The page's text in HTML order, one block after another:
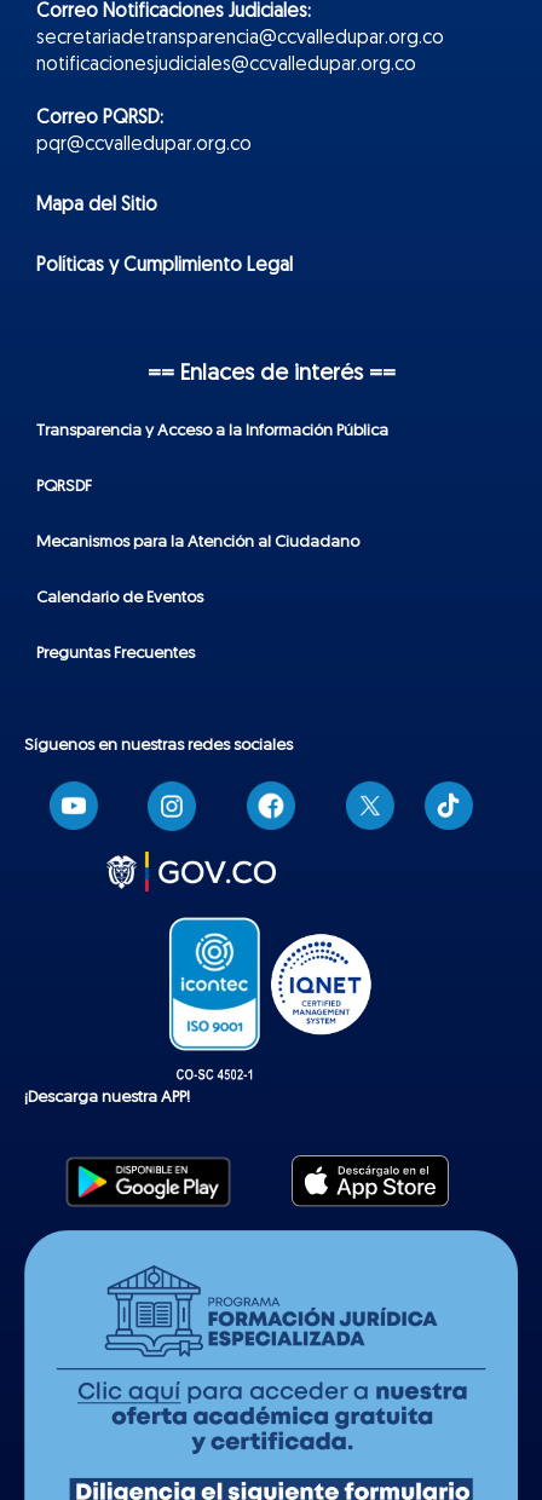
Correo Notificaciones Judiciales:
secretariadetransparencia@ccvalledupar.org.co
notificacionesjudiciales@ccvalledupar.org.co
Correo PQRSD:
pqr@ccvalledupar.org.co
Mapa del Sitio
Políticas y Cumplimiento Legal
== Enlaces de interés ==
Transparencia y Acceso a la Información Pública
PQRSDF
Mecanismos para la Atención al Ciudadano
Calendario de Eventos
Preguntas Frecuentes
Síguenos en nuestras redes sociales
T
i
k
¡Descarga nuestra APP!